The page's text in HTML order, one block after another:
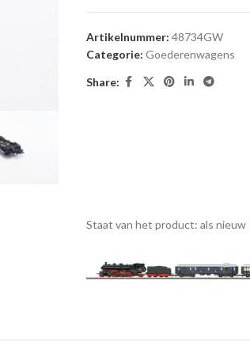
Artikelnummer: 48734GW
Categorie: Goederenwagens
Share:
Staat van het product: als nieuw